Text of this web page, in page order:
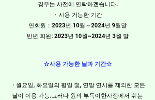
경우는 사전에 연락하겠습니다.
・사용 가능한 기간
연회원：2023년 10월～2024년 9월말
반년 회원: 2023년 10월~2024년 3월 말
☆사용 가능한 날과 기간☆
・월요일, 화요일의 평일 및, 연말 연시를 제외한 모든
날이 이용 가능.그러나 원의 부득이한​사정에서 쉬는